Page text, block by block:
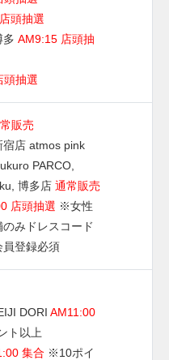
頭抽選
多 AM9:15 店頭抽
頭抽選
販売
宿店 atmos pink
PARCO,
博多店 通常販売
店頭抽選 ※女性
みドレスコード
登録必須
DORI AM11:00
ト以上
集合 ※10ポイ